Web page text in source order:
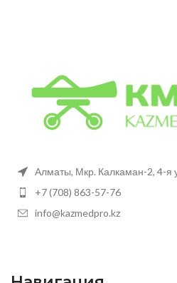
Алматы, Мкр. Калкаман-2, 4-я
+7 (708) 863-57-76
info@kazmedpro.kz